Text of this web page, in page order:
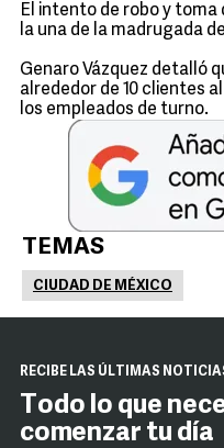
El intento de robo y
la una de la madrugada
Genaro Vázquez detalló
alrededor de 10 clientes
los empleados de turno.
TEMAS
CIUDAD DE MÉXICO
RECIBE LAS ÚLTIMAS
Todo lo que
comenzar tu día